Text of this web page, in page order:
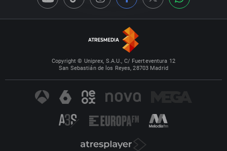
Copyright © Uniprex, S.A.U., C/ Fuerteventura 12
San Sebastián de los Reyes, 28703 Madrid